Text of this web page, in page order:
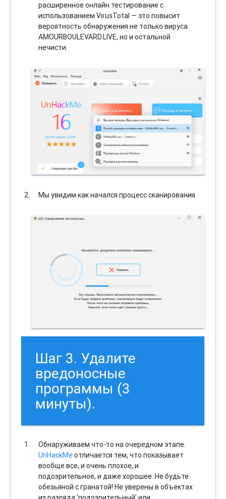
расширенное онлайн тестирование с
использованием VirusTotal — это повысит
вероятность обнаружения не только вируса
AMOURBOULEVARD.LIVE, но и остальной
нечисти.
Мы увидим как начался процесс сканирования.
Шаг 3. Удалите
вредоносные
программы (3
минуты).
Обнаруживаем что-то на очередном этапе.
UnHackMeотличается тем, что показывает
вообще все, и очень плохое, и
подозрительное, и даже хорошее. Не будьте
обезьяной с гранатой! Не уверены в объектах